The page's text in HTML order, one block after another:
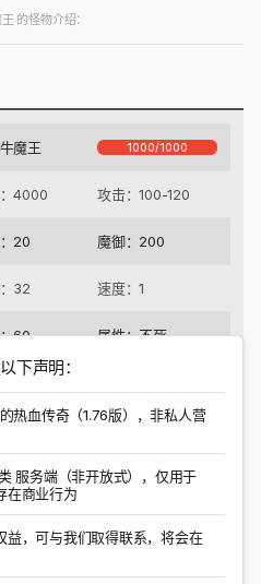
的怪物介绍：
魔王 1000/1000
4000 攻击：100-120
20 魔御：200
32 速度：1
60 属性：不死
下声明：
热血传奇（1.76版），非私人营
服务端（非开放式），仅用于
在商业行为
益，可与我们取得联系，将会在